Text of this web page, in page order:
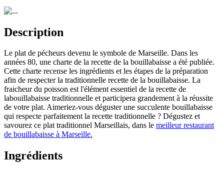
Description
Le plat de pécheurs devenu le symbole de Marseille. Dans les
années 80, une charte de la recette de la bouillabaisse a été publiée.
Cette charte recense les ingrédients et les étapes de la préparation
afin de respecter la traditionnelle recette de la bouillabaisse. La
fraicheur du poisson est l'élément essentiel de la recette de
labouillabaisse traditionnelle et participera grandement à la réussite
de votre plat. Aimeriez-vous déguster une succulente bouillabaisse
qui respecte parfaitement la recette traditionnelle ? Dégustez et
savourez ce plat traditionnel Marseillais, dans le meilleur restaurant
de bouillabaisse à Marseille.
Ingrédients